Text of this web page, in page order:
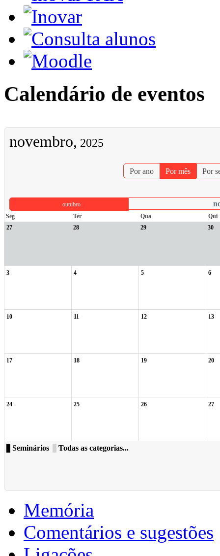
Calendário de eventos
novembro, 2025
Por ano Por mês Por
outubro
Seg Ter Qua
Qui
27
28 29 30
3 4 5 6
10 11 12 13
17 18 19 20
24 25 26 27
Seminários Todas as categorias...
Memória
Comentários e sugestões